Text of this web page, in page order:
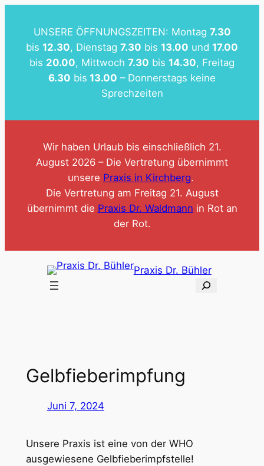
springen
UNSERE ÖFFNUNGSZEITEN: Montag 7.30
bis 12.30, Dienstag 7.30 bis 13.00 und 17.00
bis 20.00, Mittwoch 7.30 bis 14.30, Freitag
6.30 bis 13.00 – Donnerstags keine
Sprechzeiten
Wir haben Urlaub bis einschließlich 21.
August 2026 – Die Vertretung übernimmt
unsere Praxis in Kirchberg.
Die Vertretung am Freitag 21. August
übernimmt die Praxis Dr. Waldmann in Rot an
der Rot.
Praxis Dr. Bühler
Gelbfieberimpfung
Juni 7, 2024
Unsere Praxis ist eine von der WHO
ausgewiesene Gelbfieberimpfstelle!